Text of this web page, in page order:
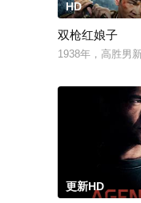
HD
双枪红娘子
1938年，高胜男
更新HD